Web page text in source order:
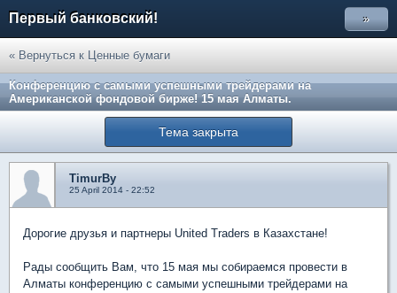
Первый банковский! »
« Вернуться к Ценные бумаги
Конференцию с самыми успешными трейдерами на
Американской фондовой бирже! 15 мая Алматы.
Тема закрыта
TimurBy
25 April 2014 - 22:52
Дорогие друзья и партнеры United Traders в Казахстане!
Рады сообщить Вам, что 15 мая мы собираемся провести в
Алматы конференцию с самыми успешными трейдерами на